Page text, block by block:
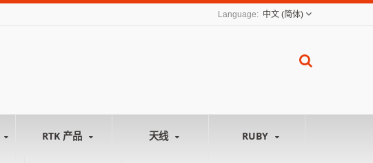
中文 (简体)
RTK 产品 天线 RUBY